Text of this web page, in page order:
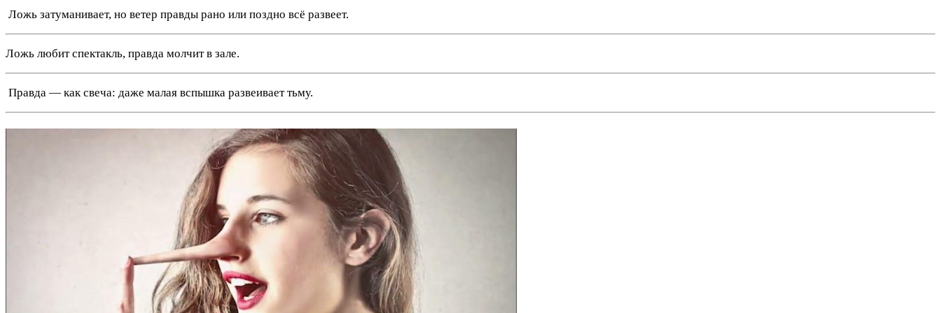
️ Ложь затуманивает, но ветер правды рано или поздно всё развеет.
Ложь любит спектакль, правда молчит в зале.
️ Правда — как свеча: даже малая вспышка развеивает тьму.